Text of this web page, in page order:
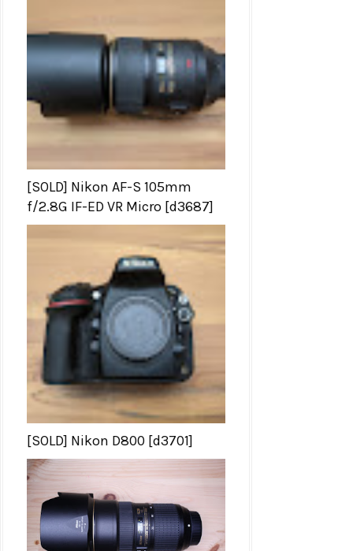
[SOLD] Nikon AF-S 105mm
f/2.8G IF-ED VR Micro [d3687]
[SOLD] Nikon D800 [d3701]